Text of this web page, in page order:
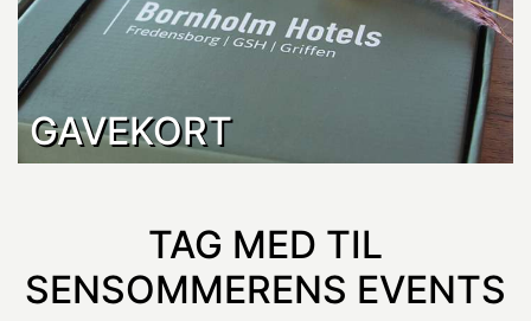
GAVEKORT
TAG MED TIL
SENSOMMERENS EVENTS